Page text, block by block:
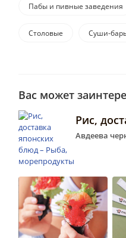
Пабы и пивные заведения
Столовые Суши-
Вас может
Рис,
Авдеева